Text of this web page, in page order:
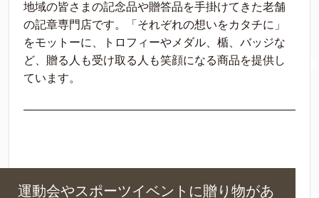
地域の皆さまの記念品や贈答品を手掛けてきた老舗
の記章専門店です。「それぞれの想いをカタチに」
をモットーに、トロフィーやメダル、楯、バッジな
ど、贈る人も受け取る人も笑顔になる商品を提供し
ています。
運動会やスポーツイベントに贈り物があ